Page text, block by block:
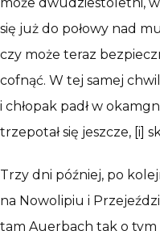
się już do połowy nad
czy może teraz
cofnąć. W tej samej
i chłopak padł w
trzepotał się jeszcze, [i]
Trzy dni później, po
na Nowolipiu i
tam Auerbach tak o tym